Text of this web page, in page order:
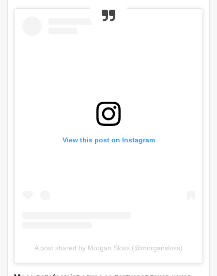
View this post on Instagram
A post shared by Morgan Sloss (@morgansloss)